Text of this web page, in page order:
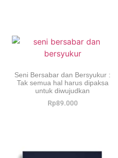
Seni Bersabar dan Bersyukur :
Tak semua hal harus dipaksa
untuk diwujudkan
Rp89.000